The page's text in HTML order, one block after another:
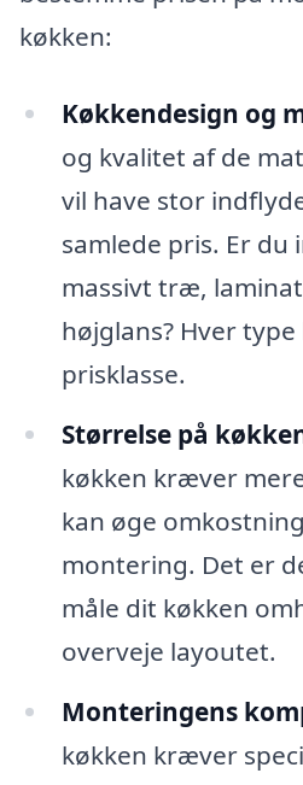
køkken:
Køkkendesign og
og kvalitet af de
vil have stor
samlede pris. Er du
massivt træ,
højglans? Hver
prisklasse.
Størrelse på
køkken kræver
kan øge
montering. Det er
måle dit køkken
overveje layoutet.
Monteringens
køkken kræver